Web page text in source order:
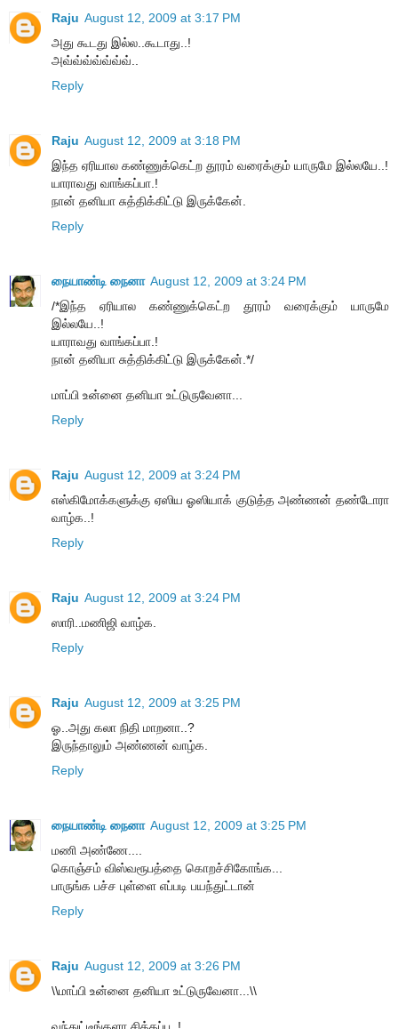
Raju August 12, 2009 at 3:17 PM
அது கூடது இல்ல..கூடாது..!
அவ்வ்வ்வ்வ்வ்வ்..
Reply
Raju August 12, 2009 at 3:18 PM
இந்த ஏரியால கண்ணுக்கெட்ற தூரம் வரைக்கும் யாருமே இல்லயே..!
யாராவது வாங்கப்பா.!
நான் தனியா சுத்திக்கிட்டு இருக்கேன்.
Reply
நையாண்டி நைனா August 12, 2009 at 3:24 PM
/*இந்த ஏரியால கண்ணுக்கெட்ற தூரம் வரைக்கும் யாருமே
இல்லயே..!
யாராவது வாங்கப்பா.!
நான் தனியா சுத்திக்கிட்டு இருக்கேன்.*/
மாப்பி உன்னை தனியா உட்டுருவேனா...
Reply
Raju August 12, 2009 at 3:24 PM
எஸ்கிமோக்களுக்கு ஏஸிய ஓஸியாக் குடுத்த அண்ணன் தண்டோரா
வாழ்க..!
Reply
Raju August 12, 2009 at 3:24 PM
ஸாரி..மணிஜி வாழ்க.
Reply
Raju August 12, 2009 at 3:25 PM
ஓ..அது கலா நிதி மாறனா..?
இருந்தாலும் அண்ணன் வாழ்க.
Reply
நையாண்டி நைனா August 12, 2009 at 3:25 PM
மணி அண்ணே....
கொஞ்சம் விஸ்வரூபத்தை கொறச்சிகோங்க...
பாருங்க பச்ச புள்ளை எப்படி பயந்துட்டான்
Reply
Raju August 12, 2009 at 3:26 PM
\\மாப்பி உன்னை தனியா உட்டுருவேனா...\\
வந்துட்டீங்களா சித்தப்பு..!